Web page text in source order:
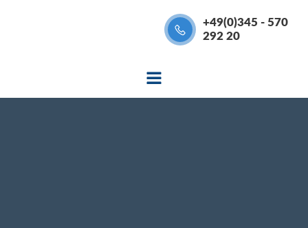
Inhalt
springen
+49(0)345 - 570
292 20